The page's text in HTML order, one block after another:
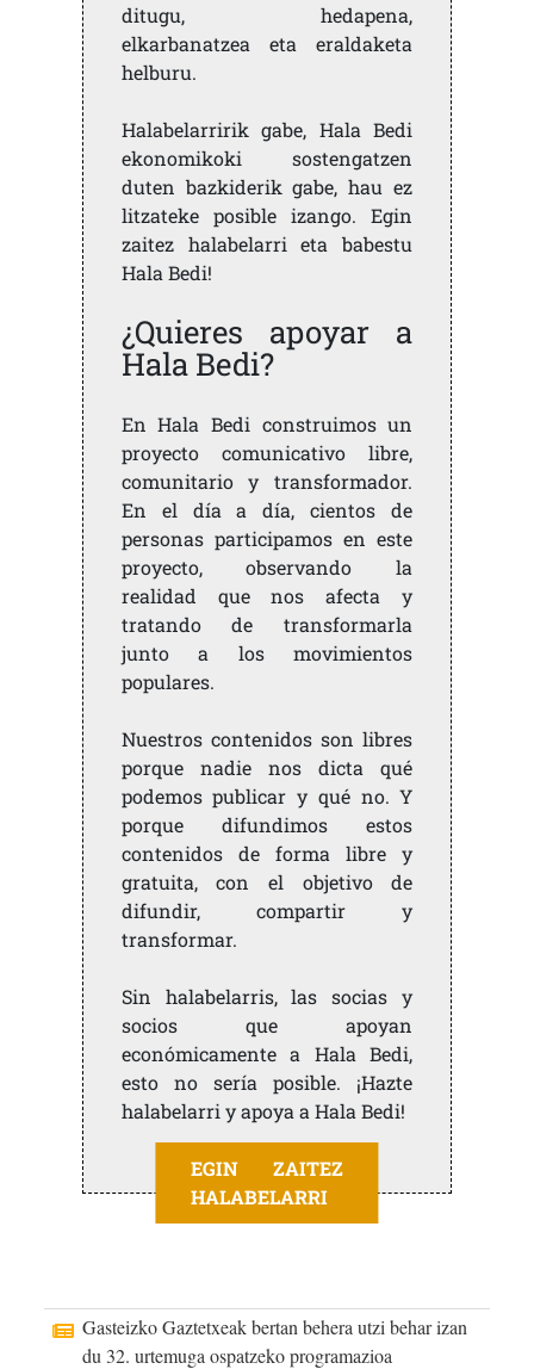
ditugu, hedapena,
elkarbanatzea eta eraldaketa
helburu.
Halabelarririk gabe, Hala Bedi
ekonomikoki sostengatzen
duten bazkiderik gabe, hau ez
litzateke posible izango. Egin
zaitez halabelarri eta babestu
Hala Bedi!
¿Quieres apoyar a
Hala Bedi?
En Hala Bedi construimos un
proyecto comunicativo libre,
comunitario y transformador.
En el día a día, cientos de
personas participamos en este
proyecto, observando la
realidad que nos afecta y
tratando de transformarla
junto a los movimientos
populares.
Nuestros contenidos son libres
porque nadie nos dicta qué
podemos publicar y qué no. Y
porque difundimos estos
contenidos de forma libre y
gratuita, con el objetivo de
difundir, compartir y
transformar.
Sin halabelarris, las socias y
socios que apoyan
económicamente a Hala Bedi,
esto no sería posible. ¡Hazte
halabelarri y apoya a Hala Bedi!
EGIN ZAITEZ
HALABELARRI
Gasteizko Gaztetxeak bertan behera utzi behar izan
du 32. urtemuga ospatzeko programazioa